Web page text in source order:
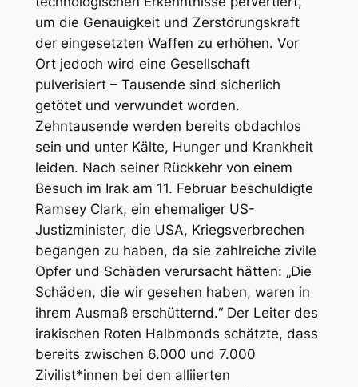
um die Genauigkeit und Zerstörungskraft
der eingesetzten Waffen zu erhöhen. Vor
Ort jedoch wird eine Gesellschaft
pulverisiert – Tausende sind sicherlich
getötet und verwundet worden.
Zehntausende werden bereits obdachlos
sein und unter Kälte, Hunger und Krankheit
leiden. Nach seiner Rückkehr von einem
Besuch im Irak am 11. Februar beschuldigte
Ramsey Clark, ein ehemaliger US-
Justizminister, die USA, Kriegsverbrechen
begangen zu haben, da sie zahlreiche zivile
Opfer und Schäden verursacht hätten: „Die
Schäden, die wir gesehen haben, waren in
ihrem Ausmaß erschütternd.“ Der Leiter des
irakischen Roten Halbmonds schätzte, dass
bereits zwischen 6.000 und 7.000
Zivilist*innen bei den alliierten